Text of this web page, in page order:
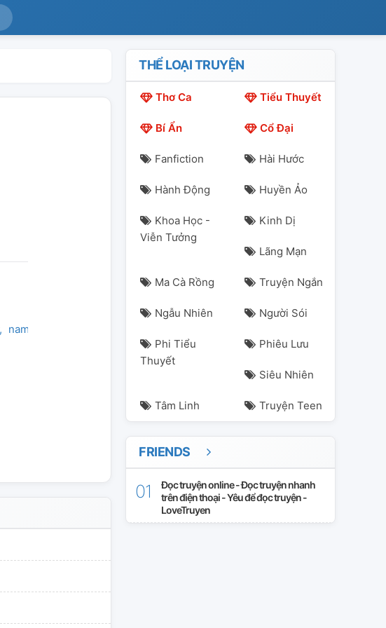
namjin
THỂ LOẠI TRUYỆN
Thơ Ca Tiểu Thuyết
Bí Ẩn Cổ Đại
Fanfiction Hài Hước
Hành Động Huyền Ảo
Khoa Học -
Viễn Tưởng
Kinh Dị
Lãng Mạn
Ma Cà Rồng Truyện Ngắn
Ngẫu Nhiên Người Sói
Phi Tiểu
Thuyết
Phiêu Lưu
Siêu Nhiên
Tâm Linh Truyện Teen
FRIENDS
Đọc truyện online - Đọc truyện nhanh
trên điện thoại - Yêu để đọc truyện -
LoveTruyen